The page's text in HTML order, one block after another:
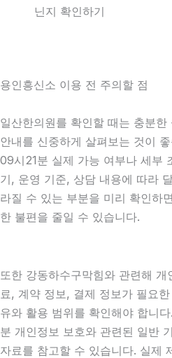
닌지 확인하기
용인흥신소 이용 전 주의할 점
일산한의원를 확인할 때는 충분
안내를 신중하게 살펴보는 것이
09시21분 실제 가능 여부나 세부
기, 운영 기준, 상담 내용에 따라
라질 수 있는 부분을 미리 확인하
한 불편을 줄일 수 있습니다.
또한 강동하수구막힘와 관련해
료, 계약 정보, 결제 정보가 필요
유와 활용 범위를 확인해야 합니
분 개인정보 보호와 관련된 일반
자료를 참고할 수 있습니다. 실제